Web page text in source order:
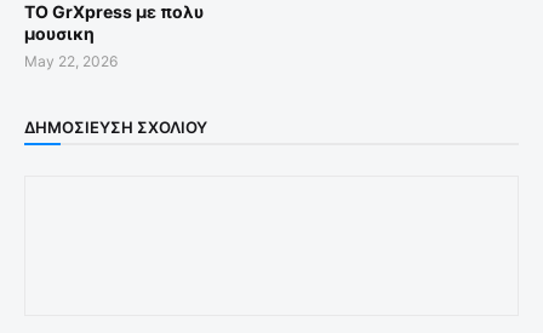
ΤΟ GrXpress με πολυ
μουσικη
May 22, 2026
ΔΗΜΟΣΊΕΥΣΗ ΣΧΟΛΊΟΥ